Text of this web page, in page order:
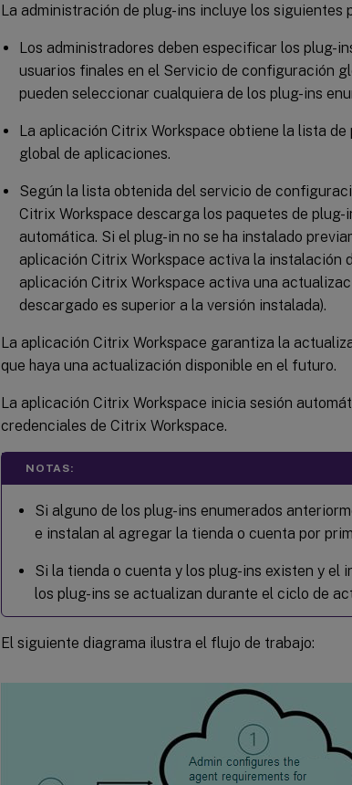
La administración de plug-ins incluye los siguientes
Los administradores deben especificar los plug-
usuarios finales en el Servicio de configuración
pueden seleccionar cualquiera de los plug-ins
La aplicación Citrix Workspace obtiene la lista
global de aplicaciones.
Según la lista obtenida del servicio de
Citrix Workspace descarga los paquetes de
automática. Si el plug-in no se ha instalado
aplicación Citrix Workspace activa la instalación
aplicación Citrix Workspace activa una
descargado es superior a la versión instalada).
La aplicación Citrix Workspace garantiza la
que haya una actualización disponible en el futuro.
La aplicación Citrix Workspace inicia sesión
credenciales de Citrix Workspace.
NOTAS:
Si alguno de los plug-ins enumerados
e instalan al agregar la tienda o cuenta por
Si la tienda o cuenta y los plug-ins existen y el
los plug-ins se actualizan durante el ciclo de
El siguiente diagrama ilustra el flujo de trabajo: